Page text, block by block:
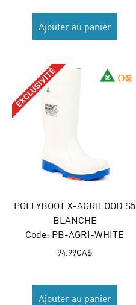
Ajouter au panier
POLLYBOOT X-AGRIFOOD S5
BLANCHE
Code: PB-AGRI-WHITE
CA$
94.99
Ajouter au panier